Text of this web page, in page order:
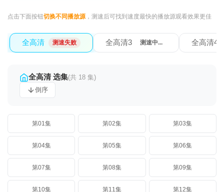
点击下面按钮切换不同播放源，测速后可找到速度最快的播放源观看效果更佳
全高清 测速失败 全高清3 测速失败 全高清4
全高清 选集(共 18 集)
倒序
第01集 第02集 第03集
第04集 第05集 第06集
第07集 第08集 第09集
第10集 第11集 第12集